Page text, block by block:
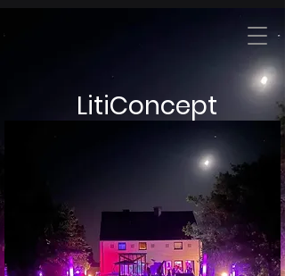
LitiConcept